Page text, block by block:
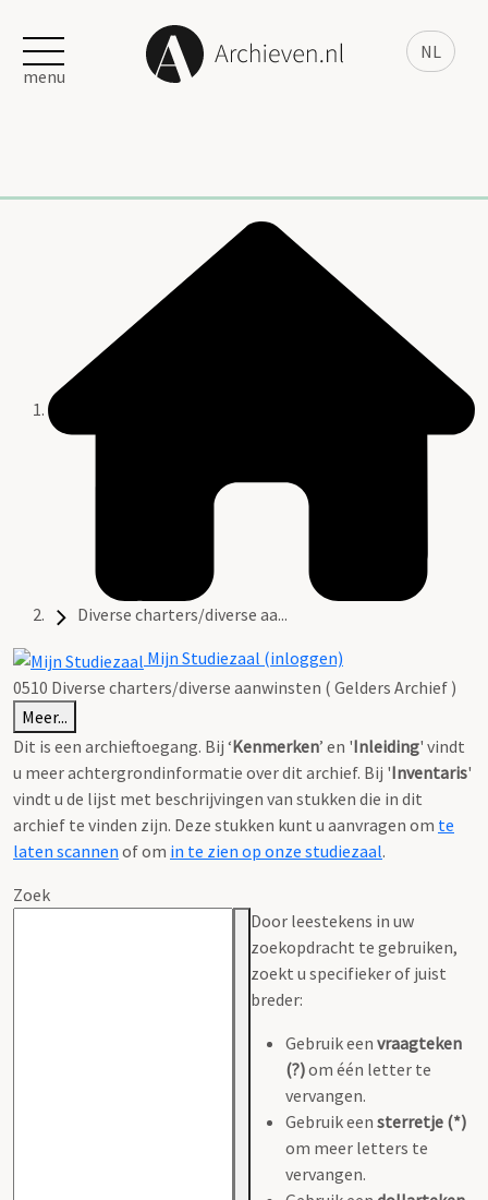
NL
menu
Diverse charters/diverse aa...
Mijn Studiezaal (inloggen)
0510 Diverse charters/diverse aanwinsten ( Gelders Archief )
Meer...
Dit is een archieftoegang. Bij ‘Kenmerken’ en 'Inleiding' vindt
u meer achtergrondinformatie over dit archief. Bij 'Inventaris'
vindt u de lijst met beschrijvingen van stukken die in dit
archief te vinden zijn. Deze stukken kunt u aanvragen om te
laten scannen of om in te zien op onze studiezaal.
Zoek
Door leestekens in uw
zoekopdracht te gebruiken,
zoekt u specifieker of juist
breder:
Gebruik een vraagteken
(?)om één letter te
vervangen.
Gebruik een sterretje (*)
om meer letters te
vervangen.